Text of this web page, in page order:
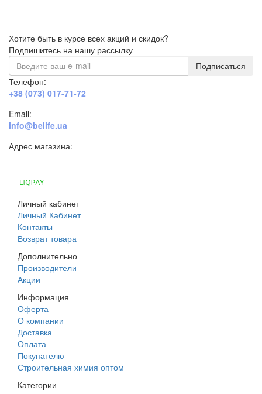
Хотите быть в курсе всех акций и скидок?
Подпишитесь на нашу рассылку
Подписаться
Телефон:
+38 (073) 017-71-72
Email:
info@belife.ua
Адрес магазина:
Личный кабинет
Личный Кабинет
Контакты
Возврат товара
Дополнительно
Производители
Акции
Информация
Оферта
О компании
Доставка
Оплата
Покупателю
Строительная химия оптом
Категории